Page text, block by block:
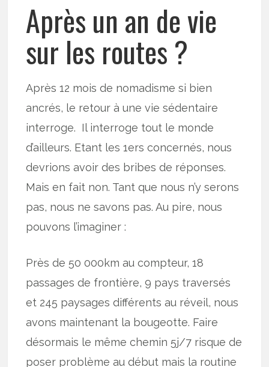
Après un an de vie
sur les routes ?
Après 12 mois de nomadisme si bien
ancrés, le retour à une vie sédentaire
interroge. Il interroge tout le monde
d’ailleurs. Etant les 1ers concernés, nous
devrions avoir des bribes de réponses.
Mais en fait non. Tant que nous n’y serons
pas, nous ne savons pas. Au pire, nous
pouvons l’imaginer :
Près de 50 000km au compteur, 18
passages de frontière, 9 pays traversés
et 245 paysages différents au réveil, nous
avons maintenant la bougeotte. Faire
désormais le même chemin 5j/7 risque de
poser problème au début mais la routine